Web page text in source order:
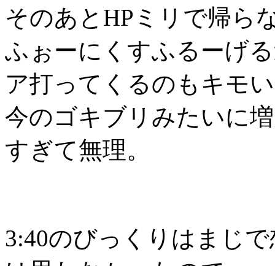
そのあとHPミリで帰ら
ふぉーにくすふるーげ
ア打ってくるのもキモ
今のゴキブリみたいに
すぎて無理。
3:40のびっくりはまじ